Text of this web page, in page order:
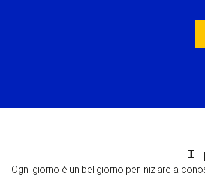
I
Ogni giorno è un bel giorno per iniziare a